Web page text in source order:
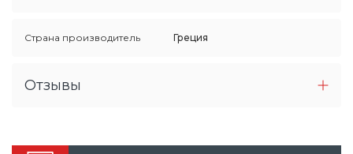
Страна производитель Греция
Отзывы